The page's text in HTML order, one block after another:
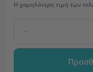
Η χαμηλότερη τιμή των
-